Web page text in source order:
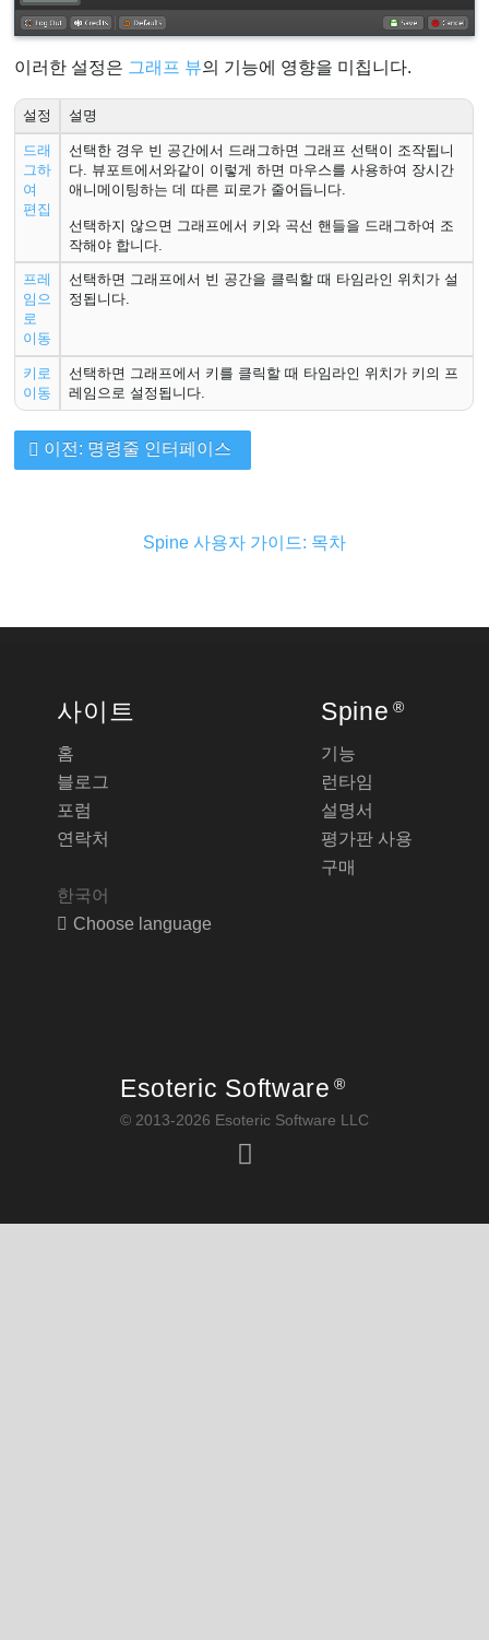
이러한 설정은 그래프 뷰의 기능에 영향을 미칩니다.
설정 설명
드래
그하
여
편집
선택한 경우 빈 공간에서 드래그하면 그래프 선택이 조작됩니
다. 뷰포트에서와같이 이렇게 하면 마우스를 사용하여 장시간
애니메이팅하는 데 따른 피로가 줄어듭니다.
선택하지 않으면 그래프에서 키와 곡선 핸들을 드래그하여 조
작해야 합니다.
프레
임으
로
이동
선택하면 그래프에서 빈 공간을 클릭할 때 타임라인 위치가 설
정됩니다.
키로
이동
선택하면 그래프에서 키를 클릭할 때 타임라인 위치가 키의 프
레임으로 설정됩니다.
이전: 명령줄 인터페이스
Spine 사용자 가이드: 목차
사이트
홈
블로그
포럼
연락처
한국어
Choose language
Spine ®
기능
런타임
설명서
평가판 사용
구매
Esoteric Software ®
© 2013-2026 Esoteric Software LLC